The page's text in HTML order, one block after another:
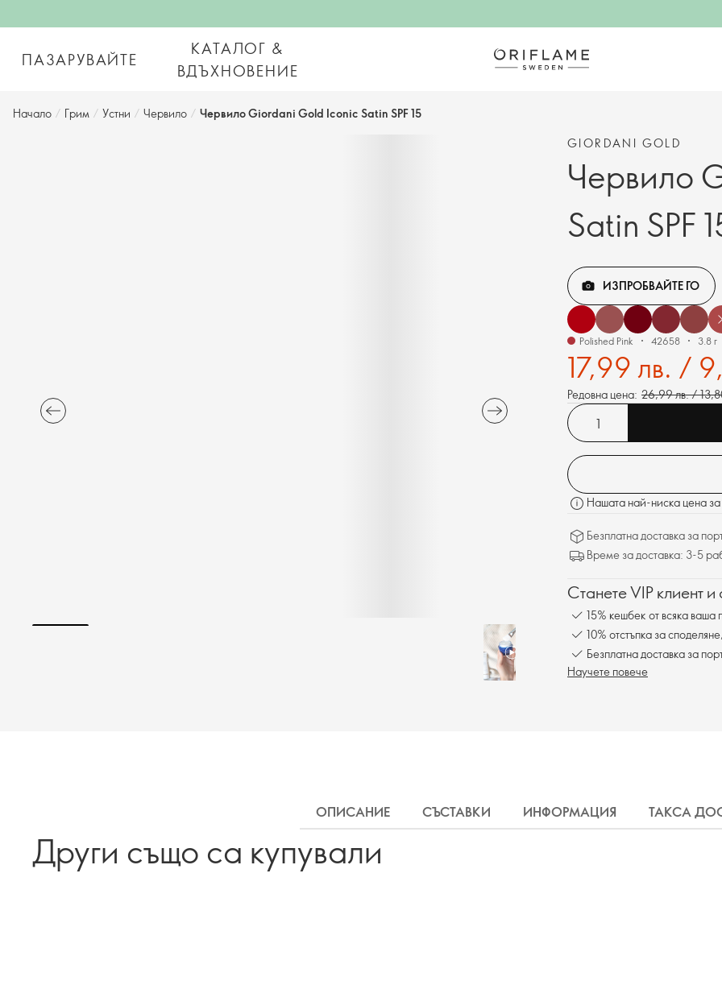
ПАЗАРУВАЙТЕ
КАТАЛОГ &
ВДЪХНОВЕНИЕ
Начало / Грим / Устни / Червило / Червило Giordani Gold Iconic Satin SPF 15
GIORDANI GOLD
Червило
Satin SPF
ИЗПРОБВАЙТЕ ГО
Polished Pink 42658 3.8 г
17,99 лв. /
Редовна цена: 26,99 лв. /
Нашата най-ниска цена
Безплатна доставка за
Време за доставка: 3-5
Станете VIP клиент
15% кешбек от всяка ваша
10% отстъпка за
Безплатна доставка за
Научете повече
ОПИСАНИЕ СЪСТАВКИ ИНФОРМАЦИЯ ТАКСА
Други също са купували